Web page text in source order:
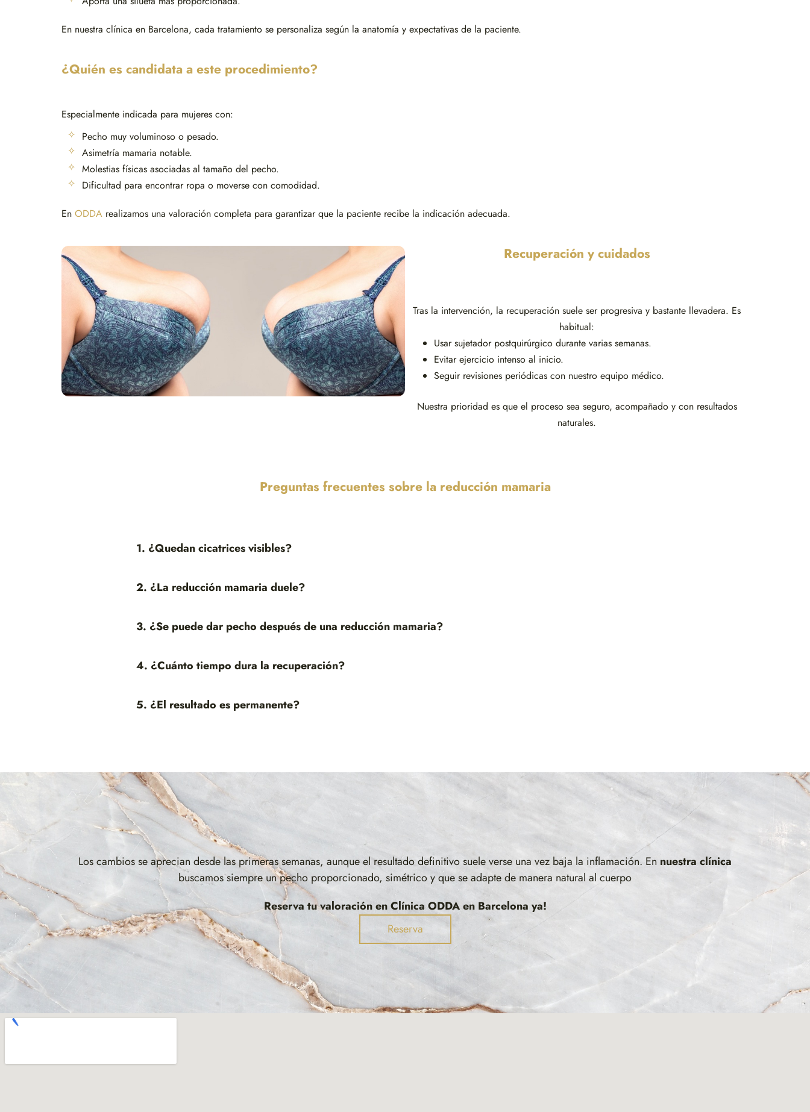
En nuestra clínica en Barcelona, cada tratamiento se personaliza según la anatomía y expectativas de la paciente.
¿Quién es candidata a este procedimiento?
Especialmente indicada para mujeres con:
Pecho muy voluminoso o pesado.
Asimetría mamaria notable.
Molestias físicas asociadas al tamaño del pecho.
Dificultad para encontrar ropa o moverse con comodidad.
En ODDA realizamos una valoración completa para garantizar que la paciente recibe la indicación adecuada.
Recuperación y cuidados
Tras la intervención, la recuperación suele ser progresiva y bastante llevadera. Es
habitual:
Usar sujetador postquirúrgico durante varias semanas.
Evitar ejercicio intenso al inicio.
Seguir revisiones periódicas con nuestro equipo médico.
Nuestra prioridad es que el proceso sea seguro, acompañado y con resultados
naturales.
Preguntas frecuentes sobre la reducción mamaria
1. ¿Quedan cicatrices visibles?
2. ¿La reducción mamaria duele?
3. ¿Se puede dar pecho después de una reducción mamaria?
4. ¿Cuánto tiempo dura la recuperación?
5. ¿El resultado es permanente?
Los cambios se aprecian desde las primeras semanas, aunque el resultado definitivo suele verse una vez baja la inflamación. En nuestra clínica
buscamos siempre un pecho proporcionado, simétrico y que se adapte de manera natural al cuerpo
Reserva tu valoración en Clínica ODDAen Barcelona ya!
Reserva